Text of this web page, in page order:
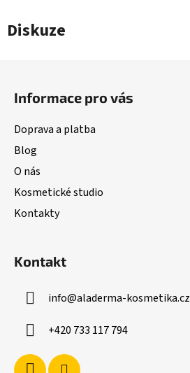
Diskuze
Informace pro vás
Doprava a platba
Blog
O nás
Kosmetické studio
Kontakty
Kontakt
info@aladerma-kosmetika.cz
+420 733 117 794